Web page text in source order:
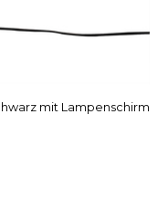
mit Lampenschirm